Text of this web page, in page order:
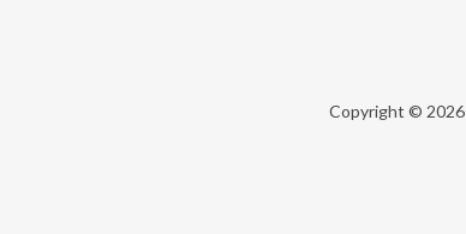
Copyright © 2026